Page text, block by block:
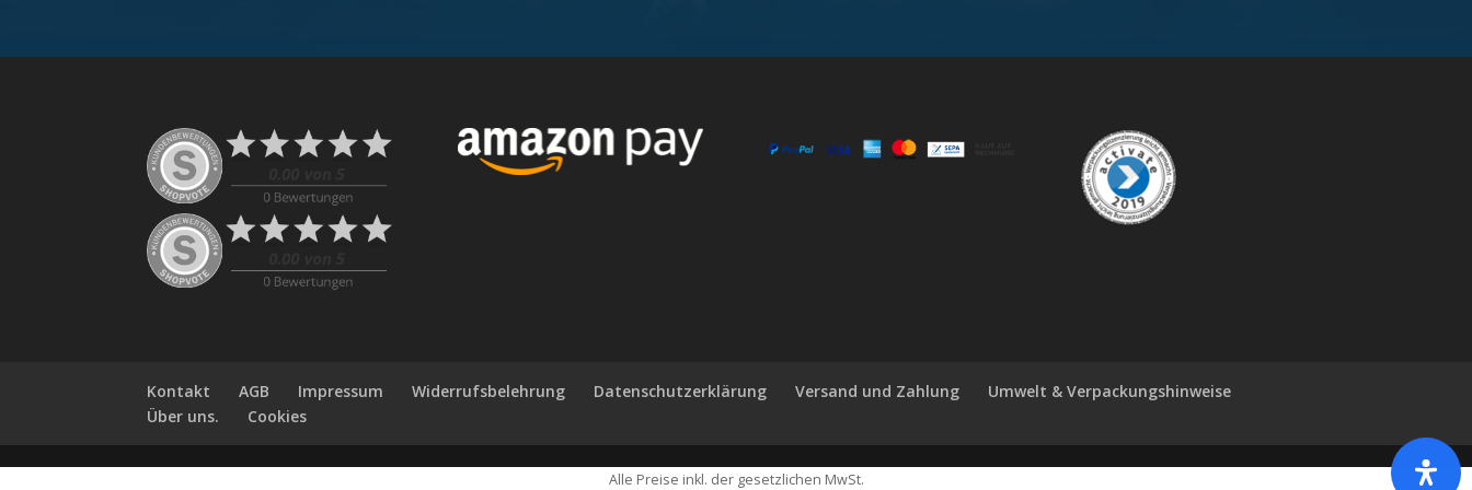
Kontakt AGB Impressum Widerrufsbelehrung Datenschutzerklärung Versand und Zahlung
Umwelt & Verpackungshinweise
Über uns.
Cookies
Alle Preise inkl. der gesetzlichen MwSt.